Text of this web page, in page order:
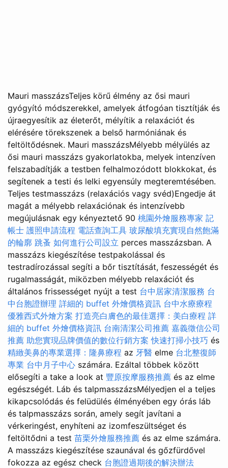
Mauri masszázsTeljes körű élmény az ősi mauri
gyógyító módszerekkel, amelyek átfogóan tisztítják és
újraegyesítik az életerőt, mélyítik a relaxációt és
elérésére törekszenek a belső harmóniának és
feltöltődésnek. Mauri masszázsMélyebb mélyülés az
ősi mauri masszázs gyakorlatokba, melyek intenzíven
felszabadítják a testben felhalmozódott blokkokat, és
segítenek a testi és lelki egyensúly megteremtésében.
Teljes testmasszázs (relaxációs vagy svéd)Engedje át
magát a mélyebb relaxációnak és intenzívebb
megújulásnak egy kényeztető 90 桃園外燴服務專家 記
帳士 護照申請流程 電話查詢工具 玻尿酸填充實現自然飽滿
的輪廓 跳蚤 如何進行公司設立 perces masszázsban. A
masszázs kiegészítése testpakolással és
testradírozással segíti a bőr tisztítását, feszességét és
rugalmasságát, miközben mélyebb relaxációt és
általános frissességet nyújt a test 台中居家清潔服務 台
中台胞證辦理 詳細的 buffet 外燴價格資訊 台中水療療程
優雅西式外燴方案 打造亮白膚色的最佳選擇：美白療程 詳
細的 buffet 外燴價格資訊 台南清潔公司推薦 嘉義徵信公司
推薦 助您實現品牌價值的數位行銷方案 快速打掃小技巧 és
精緻美鼻的專業選擇：隆鼻療程 az 牙醫 elme 台北整復師
專業 台中月子中心 számára. Ezáltal többek között
elősegíti a take a look at 豐原按摩服務推薦 és az elme
egészségét. Láb és talpmasszázsMélyedjen el a teljes
kikapcsolódás és felüdülés élményében egy órás láb
és talpmasszázs során, amely segít javítani a
vérkeringést, enyhíteni az izomfeszültséget és
feltöltődni a test 苗栗外燴服務推薦 és az elme számára.
A masszázs kiegészítése szaunával és gőzfürdővel
fokozza az egész check 台胞證過期後的解決辦法